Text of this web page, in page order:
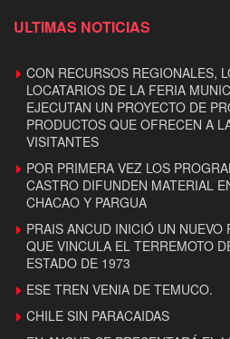
ULTIMAS NOTICIAS
CON RECURSOS REGIONALES,
LOCATARIOS DE LA FERIA
EJECUTAN UN PROYECTO DE
PRODUCTOS QUE OFRECEN A
VISITANTES
POR PRIMERA VEZ LOS
CASTRO DIFUNDEN MATERIAL
CHACAO Y PARGUA
PRAIS ANCUD INICIÓ UN NUEVO
QUE VINCULA EL TERREMOTO
ESTADO DE 1973
ESE TREN VENIA DE TEMUCO.
CHILE SIN PARACAIDAS